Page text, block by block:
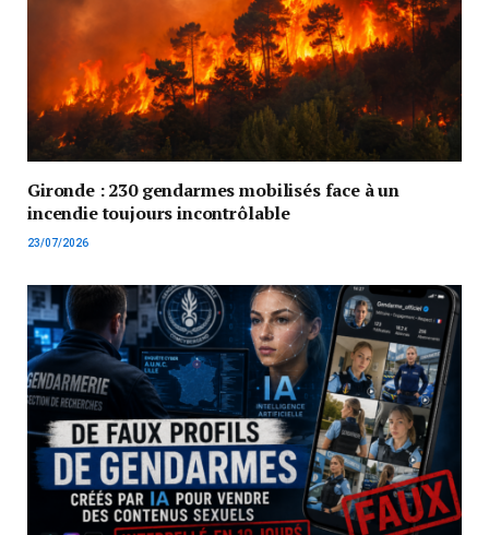
Gironde : 230 gendarmes mobilisés face à un
incendie toujours incontrôlable
23/07/2026